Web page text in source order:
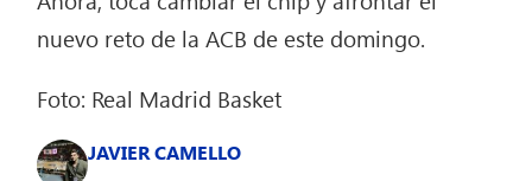
nuevo reto de la ACB de este domingo.
Foto: Real Madrid Basket
JAVIER CAMELLO